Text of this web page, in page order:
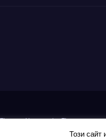
Theme: Newses byThemeansar.
Този сайт